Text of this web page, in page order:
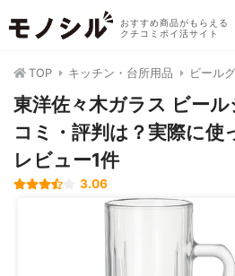
おすすめ商品がもらえる
クチコミポイ活サイト
TOP キッチン・台所用品 ビール
東洋佐々木ガラス ビー
コミ・評判は？実際に使
レビュー1件
3.06